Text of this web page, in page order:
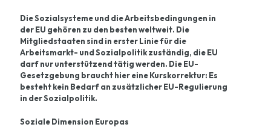
Die Sozialsysteme und die Arbeitsbedingungen in
der EU gehören zu den besten weltweit. Die
Mitgliedstaaten sind in erster Linie für die
Arbeitsmarkt- und Sozialpolitik zuständig, die EU
darf nur unterstützend tätig werden. Die EU-
Gesetzgebung braucht hier eine Kurskorrektur: Es
besteht kein Bedarf an zusätzlicher EU-Regulierung
in der Sozialpolitik.
Soziale Dimension Europas